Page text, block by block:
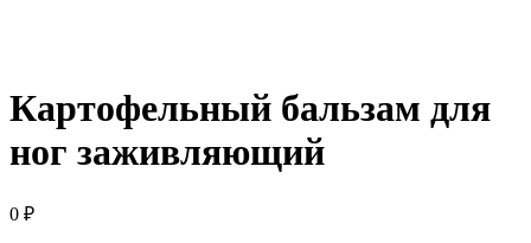
Картофельный бальзам для
ног заживляющий
0 ₽